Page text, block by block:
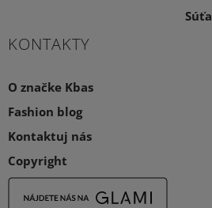
KONTAKTY
O značke Kbas
Fashion blog
Kontaktuj nás
Copyright